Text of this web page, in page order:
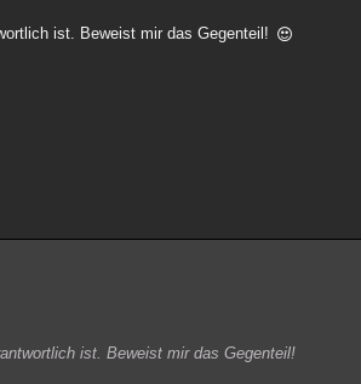
ist. Beweist mir das Gegenteil!
ist. Beweist mir das Gegenteil!